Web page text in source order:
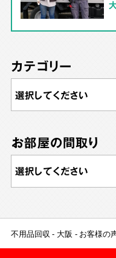
カテゴリー
お部屋の間取り
不用品回収 大阪 お客様の